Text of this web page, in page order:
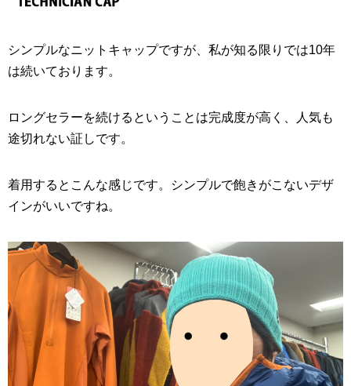
シンプルなニットキャップですが、私が知る限りでは10年
は続いております。
ロングセラーを続けるということは完成度が高く、人気も
途切れない証しです。
着用するとこんな感じです。シンプルで飽きがこないデザ
インがいいですね。